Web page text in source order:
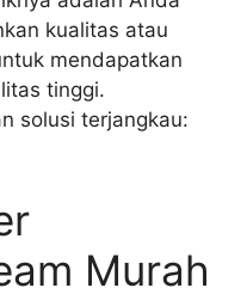
kualitas atau
mendapatkan
tinggi.
solusi terjangkau:
Murah